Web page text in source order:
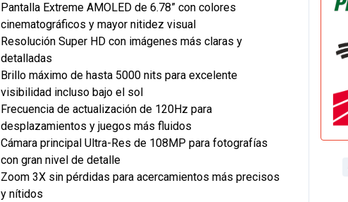
Pantalla Extreme AMOLED de 6.78” con colores
cinematográficos y mayor nitidez visual
Resolución Super HD con imágenes más claras y
detalladas
Brillo máximo de hasta 5000 nits para excelente
visibilidad incluso bajo el sol
Frecuencia de actualización de 120Hz para
desplazamientos y juegos más fluidos
Cámara principal Ultra-Res de 108MP para fotografías
con gran nivel de detalle
Zoom 3X sin pérdidas para acercamientos más precisos
y nítidos